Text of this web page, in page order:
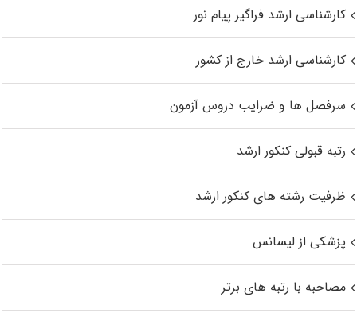
کارشناسی ارشد فراگیر پیام نور
کارشناسی ارشد خارج از کشور
سرفصل ها و ضرایب دروس آزمون
رتبه قبولی کنکور ارشد
ظرفیت رشته های کنکور ارشد
پزشکی از لیسانس
مصاحبه با رتبه های برتر